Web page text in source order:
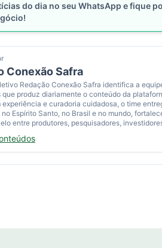
do dia no seu WhatsApp e fique
Conexão Safra
Redação Conexão Safra identifica a
que produz diariamente o conteúdo da
experiência e curadoria cuidadosa, o time
no Espírito Santo, no Brasil e no mundo,
entre produtores, pesquisadores,